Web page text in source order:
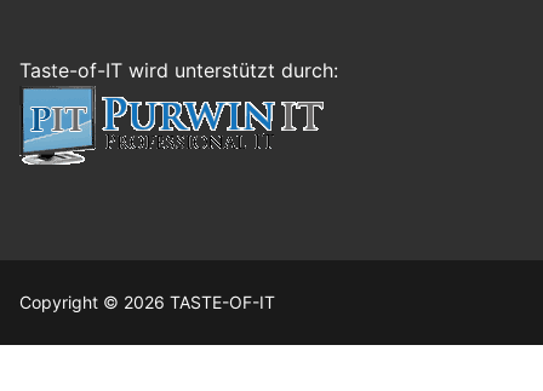
Taste-of-IT wird unterstützt durch:
Copyright © 2026 TASTE-OF-IT